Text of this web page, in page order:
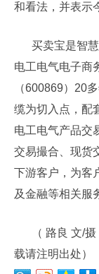
和看法，并表示
买卖宝是智
电工电气电子商
（600869）20
缆为切入点，配
电工电气产品交
交易撮合、现货
下游客户，为客
及金融等相关服
（ 路良 文/
载请注明出处）